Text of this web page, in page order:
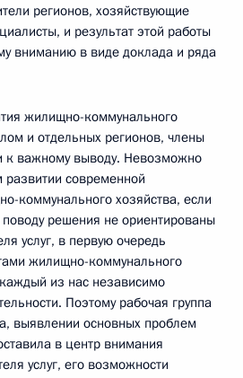
регионов, хозяйствующие
и результат этой работы
вниманию в виде доклада и ряда
жилищно-коммунального
и отдельных регионов, члены
к важному выводу. Невозможно
развитии современной
коммунального хозяйства, если
решения не ориентированы
услуг, в первую очередь
жилищно-коммунального
из нас независимо
Поэтому рабочая группа
выявлении основных проблем
в центр внимания
услуг, его возможности